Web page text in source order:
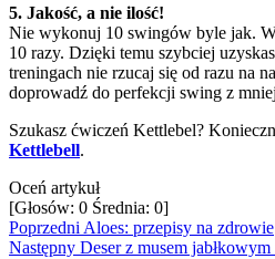
5. Jakość, a nie ilość!
Nie wykonuj 10 swingów byle jak.
10 razy. Dzięki temu szybciej
treningach nie rzucaj się od razu na
doprowadź do perfekcji swing z
Szukasz ćwiczeń Kettlebel?
Kettlebell.
Oceń artykuł
[Głosów: 0 Średnia: 0]
Poprzedni Aloes: przepisy na zdrowie
Następny Deser z musem jabłkowym